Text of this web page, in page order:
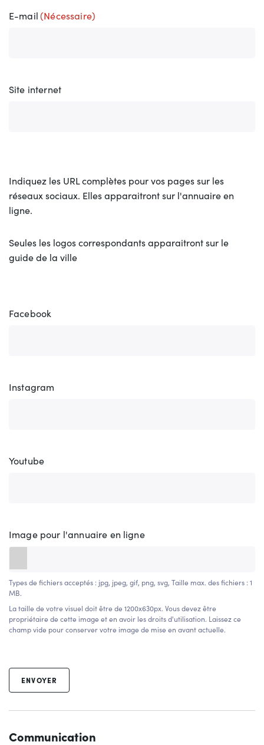
E-mail(Nécessaire)
Site internet
Indiquez les URL complètes pour vos pages sur les
réseaux sociaux. Elles apparaitront sur l'annuaire en
ligne.
Seules les logos correspondants apparaitront sur le
guide de la ville
Facebook
Instagram
Youtube
Image pour l'annuaire en ligne
Types de fichiers acceptés : jpg, jpeg, gif, png, svg, Taille max. des fichiers : 1
MB.
La taille de votre visuel doit être de 1200x630px. Vous devez être
propriétaire de cette image et en avoir les droits d'utilisation. Laissez ce
champ vide pour conserver votre image de mise en avant actuelle.
ENVOYER
Communication